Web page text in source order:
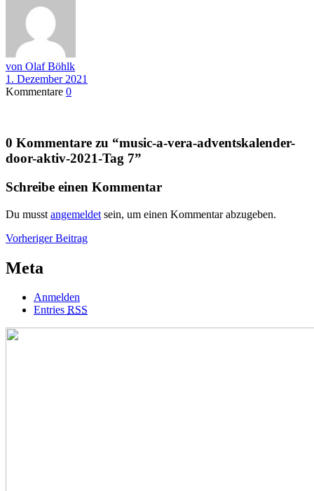
von Olaf Böhlk
1. Dezember 2021
Kommentare 0
0 Kommentare zu “music-a-vera-adventskalender-
door-aktiv-2021-Tag 7”
Schreibe einen Kommentar
Du musst angemeldet sein, um einen Kommentar abzugeben.
Beitragsnavigation
Vorheriger BeitragVorheriger
Meta
Anmelden
Entries RSS